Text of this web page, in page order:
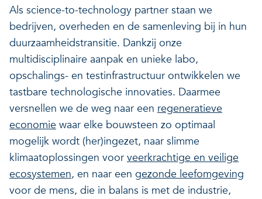
Als science-to-technology partner staan we
bedrijven, overheden en de samenleving bij in hun
duurzaamheidstransitie. Dankzij onze
multidisciplinaire aanpak en unieke labo,
opschalings- en testinfrastructuur ontwikkelen we
tastbare technologische innovaties. Daarmee
versnellen we de weg naar een regeneratieve
economie waar elke bouwsteen zo optimaal
mogelijk wordt (her)ingezet, naar slimme
klimaatoplossingen voor veerkrachtige en veilige
ecosystemen, en naar een gezonde leefomgeving
voor de mens, die in balans is met de industrie,